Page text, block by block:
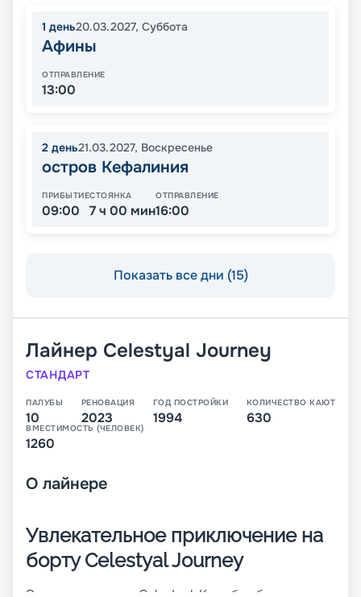
1 день20.03.2027, Суббота
Афины
ОТПРАВЛЕНИЕ
13:00
2 день21.03.2027, Воскресенье
остров Кефалиния
ПРИБЫТИЕ
09:00
СТОЯНКА
7 ч 00 мин
ОТПРАВЛЕНИЕ
16:00
Показать все дни (15)
Лайнер Celestyal Journey
СТАНДАРТ
ПАЛУБЫ
10
РЕНОВАЦИЯ
2023
ГОД ПОСТРОЙКИ
1994
КОЛИЧЕСТВО КАЮТ
630
ВМЕСТИМОСТЬ (ЧЕЛОВЕК)
1260
О лайнере
Увлекательное приключение на
борту Celestyal Journey